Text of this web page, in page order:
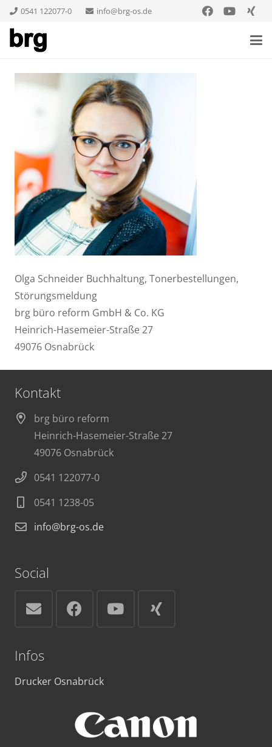
0541 122077-0 info@brg-os.de
Olga Schneider Buchhaltung, Tonerbestellungen,
Störungsmeldung
brg büro reform GmbH & Co. KG
Heinrich-Hasemeier-Straße 27
49076 Osnabrück
Kontakt
brg büro reform
Heinrich-Hasemeier-Straße 27
49076 Osnabrück
0541 122077-0
0541 1238-05
info@brg-os.de
Social
Infos
Drucker Osnabrück